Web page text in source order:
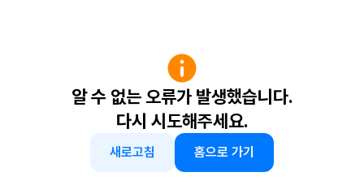
알 수 없는 오류가 발생했습니다.
다시 시도해주세요.
새로고침 홈으로 가기